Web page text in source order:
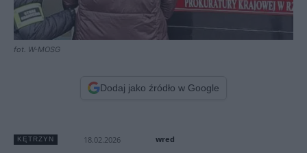
fot. W-MOSG
Dodaj jako źródło w Google
KĘTRZYN 18.02.2026 wred